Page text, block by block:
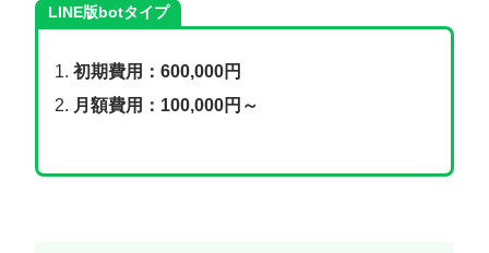
LINE版botタイプ
初期費用：600,000円
月額費用：100,000円～